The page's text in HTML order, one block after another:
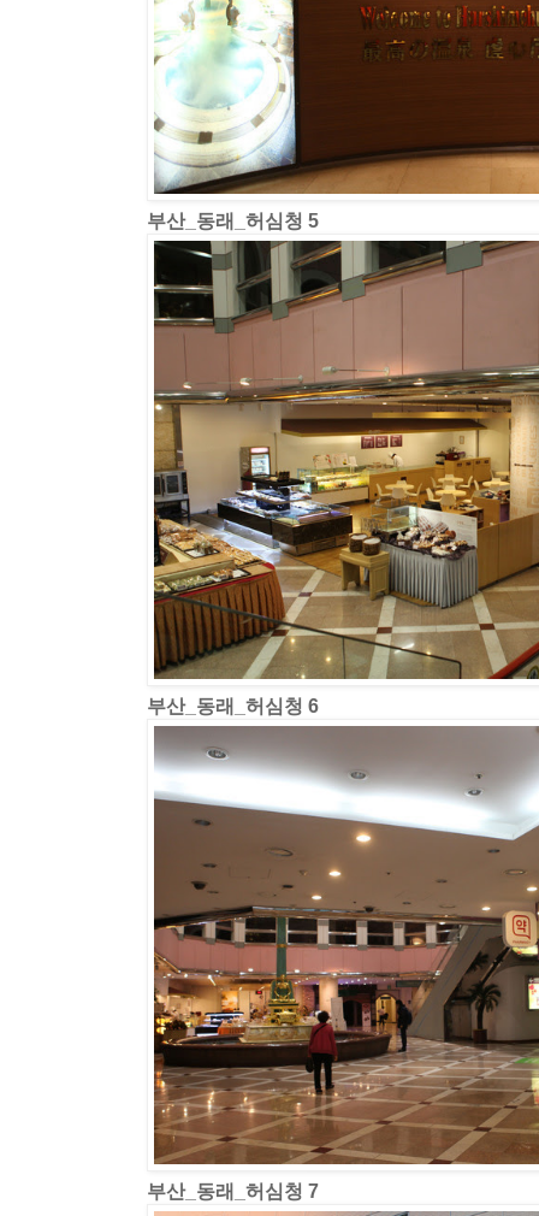
부산_동래_허심청 5
부산_동래_허심청 6
부산_동래_허심청 7